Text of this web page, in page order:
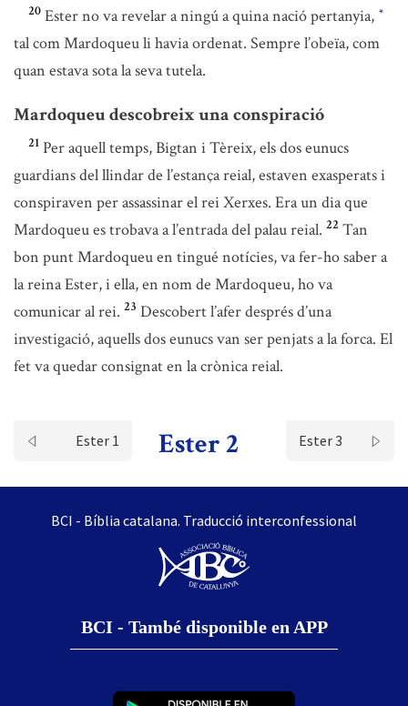
20 Ester no va revelar a ningú a quina nació pertanyia, *
tal com Mardoqueu li havia ordenat. Sempre l’obeïa, com
quan estava sota la seva tutela.
Mardoqueu descobreix una conspiració
21 Per aquell temps, Bigtan i Tèreix, els dos eunucs
guardians del llindar de l’estança reial, estaven exasperats i
conspiraven per assassinar el rei Xerxes. Era un dia que
Mardoqueu es trobava a l’entrada del palau reial. 22 Tan
bon punt Mardoqueu en tingué notícies, va fer-ho saber a
la reina Ester, i ella, en nom de Mardoqueu, ho va
comunicar al rei. 23 Descobert l’afer després d’una
investigació, aquells dos eunucs van ser penjats a la forca. El
fet va quedar consignat en la crònica reial.
Ester 1 Ester 2 Ester 3
BCI - Bíblia catalana. Traducció interconfessional
BCI - També disponible en APP